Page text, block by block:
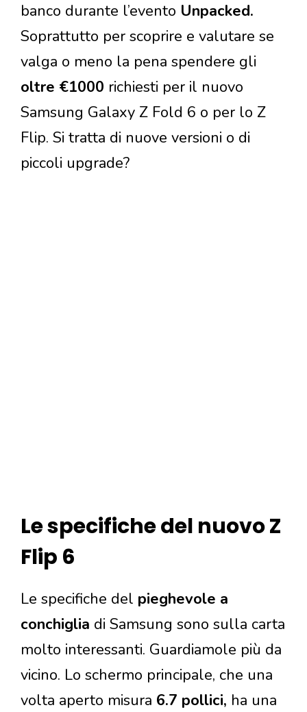
banco durante l’evento Unpacked.
Soprattutto per scoprire e valutare se
valga o meno la pena spendere gli
oltre €1000 richiesti per il nuovo
Samsung Galaxy Z Fold 6 o per lo Z
Flip. Si tratta di nuove versioni o di
piccoli upgrade?
Le specifiche del nuovo Z
Flip 6
Le specifiche del pieghevole a
conchiglia di Samsung sono sulla carta
molto interessanti. Guardiamole più da
vicino. Lo schermo principale, che una
volta aperto misura 6.7 pollici, ha una